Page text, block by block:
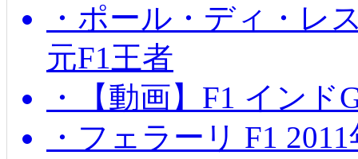
・ポール・ディ・レ
元F1王者
・【動画】F1 イン
・フェラーリ F1